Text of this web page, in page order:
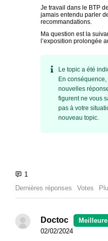
Je travail dans le BTP
jamais entendu parler
recommandations.
Ma question est la
l’exposition prolongée
Le topic a été
En
nouvelles
figurent ne vous
pas à votre
nouveau topic.
Dernières réponses Votes
Doctoc
02/02/2024